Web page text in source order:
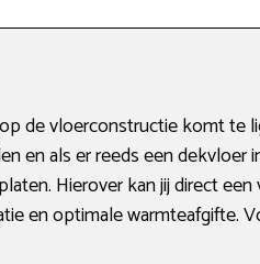
de vloerconstructie komt te
en als er reeds een dekvloer
Hierover kan jij direct
en optimale warmteafgifte.